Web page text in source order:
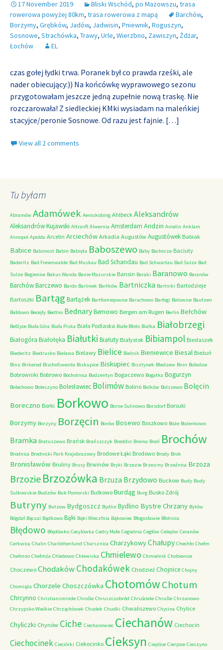
17 November 2019 Bliski Wschód, po Mazowszu, trasa
rowerowa powyżej 80km, trasa rowerowa z mapą Barchów,
Borzymy, Grębków, Jadów, Jadwisin, Pniewnik, Roguszyn,
Sosnowe, Strachówka, Trawy, Urle, Wierzbno, Zawiszyn, Żdżar,
Łochów
EL
czas gołej łydki trwa. Poranek był co prawda rześki, ale
nader obiecujący:)) Na końcówkę wyprawowego sezonu
przygotowałam jeszcze jedną zupełnie nową traskę. Nie
rozczarowała! Z siedleckiej KMki wysiadam na maleńkiej
stacyjce/peronie Sosnowe. Od razu jest fajnie. […]
View all 2 comments
Tu byłam
Abramów Adamówek Aeroskobing Ahlbeck Aleksandrów
Aleksandrów Kujawski Altranft Alwernia Amsterdam Andzin Anielin Anklam
Annopol Apolda Arcelin Arciechów Arkadia Augustów Augustówek Babiak
Babice Babimost Babin Babięta Baboszewo Baby Bachorze Baciuty
Baderitz Bad Freienwalde Bad Muskau Bad Schandau Bad Schwartau Bad Sulza Bad
Sulze Bagienice Bakus Wanda Banie Mazurskie Bansin Baraki Baranowo Baranów
BarchówBarczewo Bardo Barlinek Bartków Bartniczka Bartniki Bartodzieje
Bartoszki Bartąg Bartążek Bartłomiejowice Baruchowo Barłogi Batowice Bautzen
Bałdowo Becejły Bedlno BednaryBemowo Bergen am Rugen Berlin Bełchów
Bełżyce Biała Góra Biała Piska Biała Podlaska Białe Błoto Białka Białobrzegi
Białogóra Białołęka Białutki Białuty Białystok Bibiampol Biedaszek
Biederitz Biedrusko Bielawa Bielawy Bielice Bielnik Bieniewice Biesal Bieżuń
Binz Birkerod Bischofswerda Biskupice Biskupiec Bisztynek Bledzew Bnin Bobolice
Bobrowniki Bobrowo Bochotnica Bodzentyn Bogaczewo Bogatka Bogurzyn
Bolechowo Boleszyno Bolesławiec Bolimów Bolino Bolków Bolszewo Bolęcin
Boreczno Borki Borkowo Borne Sulinowo Borsdorf Borsuki
Borzymy Borzyny Borzęcin Borów Bosewo Boszkowo Boże Bożenkowo
Bramka Bratuszewo Brańsk Brańszczyk Breddin Brema Breń Brochów
Brodnica Brodnicki Park Krajobrazowy Brodowe Łąki Brodowo Brody Brok
Bronisławów Bruliny Brusy Brwinów Bryki Brzezie Brzeziny Brzeźnica Brzoza
Brzozie Brzozówka Brzuza Brzydowo Buckow Budy Budy
Sulkowskie Budzów Buk Pomorski Bulkowo Burdąg Burg Busko Zdrój
Butryny Butzow Bydgoszcz Bydlin Bydlino Bystre Chrzany Bytów
Bógdał Bączal Bądkowo Bąki Bąki Wieczfnia Bąkowiec Błogosławie Błotnica
Błędowo Błędówko Cecylówka Cedry Małe Cegielnia Cegłów Celejów Ceranów
Cerkwica Chalin Charlottenlund Charsznica CharzykowyChałupy Chechło Chełm
Chełmno Chełmża Chlebowo Chlewiska Chmielewo Chmielnik Chobienice
Choczewo ChodakówChodakówek Chodzież Chojnice Chojny
Chomiąża Chorzele Choszczówka ChotomówChotum
Chrcynno Christiansminde Chrośle Chruszczobród Chruściele Chruśle Chrzanowo
Chrzypsko Wielkie Chrząchówek Chudek Chudki Chwaliszewo Chycina Chylice
Chyliczki Chynów Ciche Ciechanowiec Ciechanów Ciechocin
Ciechocinek Cieciórki Ciekocinko Cieksyn Cieplice Cierpice Cieszyno